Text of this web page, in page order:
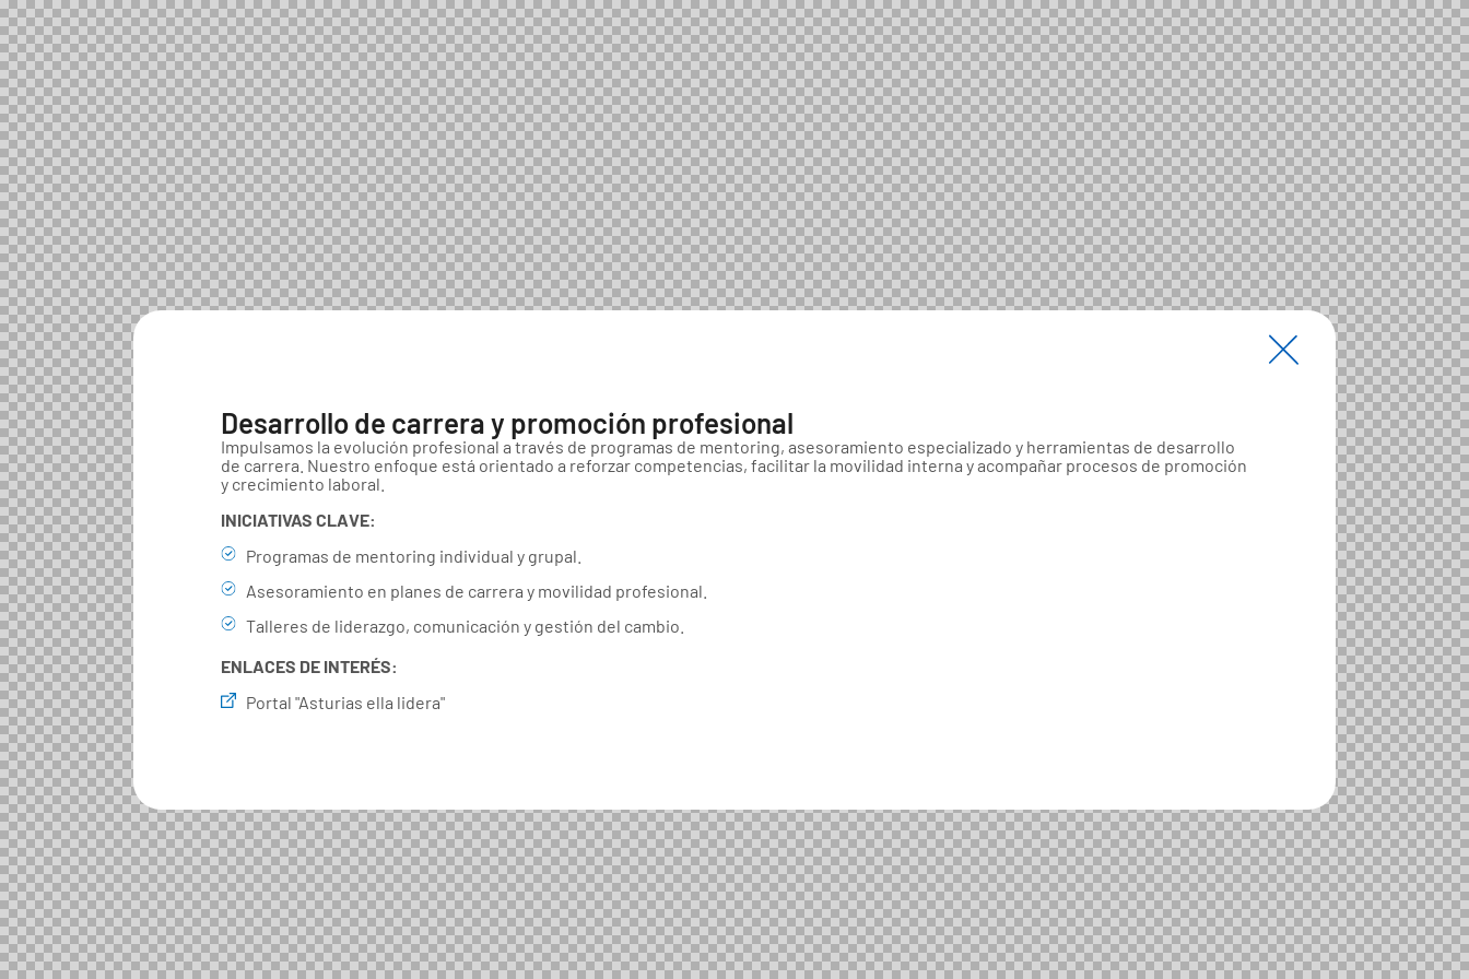
Desarrollo de carrera y promoción profesional
Impulsamos la evolución profesional a través de programas de mentoring, asesoramiento especializado y herramientas de desarrollo
de carrera. Nuestro enfoque está orientado a reforzar competencias, facilitar la movilidad interna y acompañar procesos de promoción
y crecimiento laboral.
INICIATIVAS CLAVE:
Programas de mentoring individual y grupal.
Asesoramiento en planes de carrera y movilidad profesional.
Talleres de liderazgo, comunicación y gestión del cambio.
ENLACES DE INTERÉS:
Portal "Asturias ella lidera"